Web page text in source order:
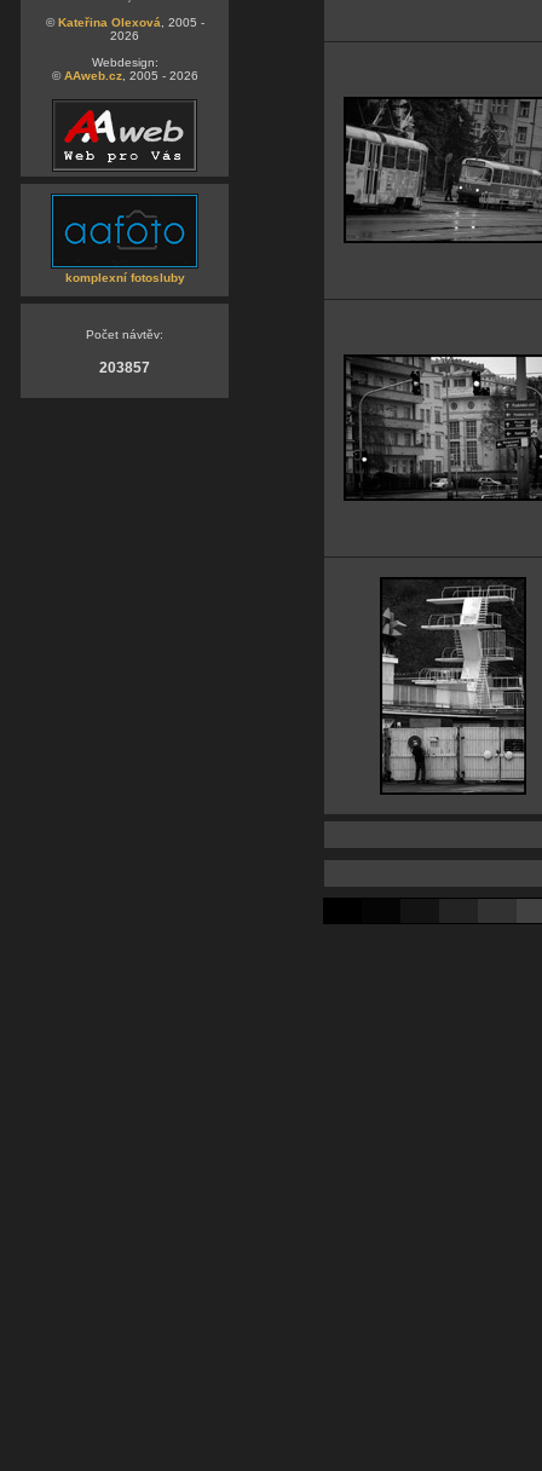
©Kateřina Olexová , 2005 -
2026
Webdesign:
©AAweb.cz, 2005 - 2026
komplexní fotosluby
Počet návtěv:
203857